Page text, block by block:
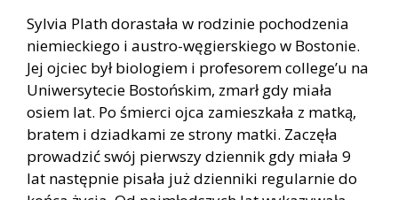
Sylvia Plath dorastała w rodzinie pochodzenia
niemieckiego i austro-węgierskiego w Bostonie.
Jej ojciec był biologiem i profesorem college’u na
Uniwersytecie Bostońskim, zmarł gdy miała
osiem lat. Po śmierci ojca zamieszkała z matką,
bratem i dziadkami ze strony matki. Zaczęła
prowadzić swój pierwszy dziennik gdy miała 9
lat następnie pisała już dzienniki regularnie do